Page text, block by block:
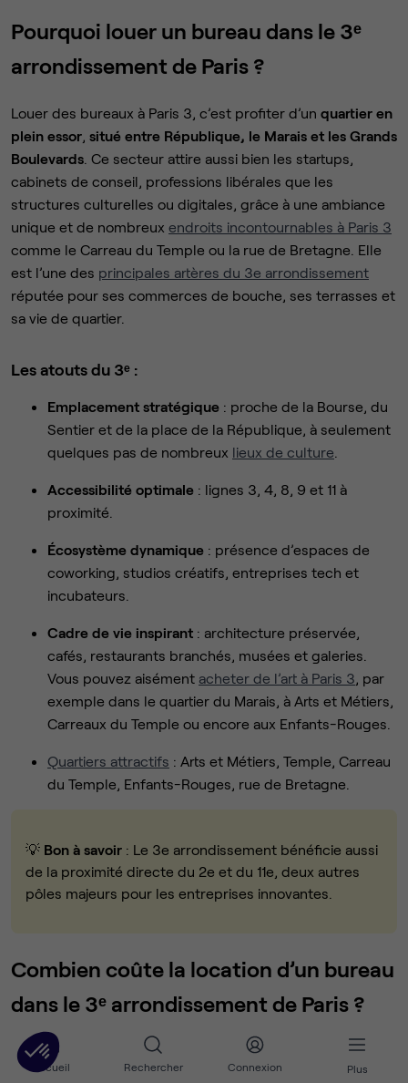
Accueil Rechercher Connexion Plus
Pourquoi louer un bureau dans le 3ᵉ
arrondissement de Paris ?
Louer des bureaux à Paris 3, c’est profiter d’un quartier en
plein essor situé entre République, le Marais et les Grands
Boulevards . Ce secteur attire aussi bien les startups,
cabinets de conseil, professions libérales que les
structures culturelles ou digitales, grâce à une ambiance
unique et de nombreux endroits incontournables à Paris 3
comme le Carreau du Temple ou la rue de Bretagne. Elle
est l’une des principales artères du 3e arrondissement
réputée pour ses commerces de bouche, ses terrasses et
sa vie de quartier.
Les atouts du 3ᵉ :
Emplacement stratégique : proche de la Bourse, du
Sentier et de la place de la République, à seulement
quelques pas de nombreux lieux de culture
Accessibilité optimale : lignes 3, 4, 8, 9 et 11 à
proximité.
Écosystème dynamique : présence d’espaces de
coworking, studios créatifs, entreprises tech et
incubateurs.
Cadre de vie inspirant : architecture préservée,
cafés, restaurants branchés, musées et galeries.
Vous pouvez aisément acheter de l’art à Paris 3 , par
exemple dans le quartier du Marais, à Arts et Métiers,
Carreaux du Temple ou encore aux Enfants-Rouges.
Quartiers attractifs : Arts et Métiers, Temple, Carreau
du Temple, Enfants-Rouges, rue de Bretagne.
💡 Bon à savoir : Le 3e arrondissement bénéficie aussi
de la proximité directe du 2e et du 11e, deux autres
pôles majeurs pour les entreprises innovantes.
Combien coûte la location d’un bureau
dans le 3ᵉ arrondissement de Paris ?
Le 3e arrondissement est un secteur central avec une
large palette d’options, allant du poste nomade en